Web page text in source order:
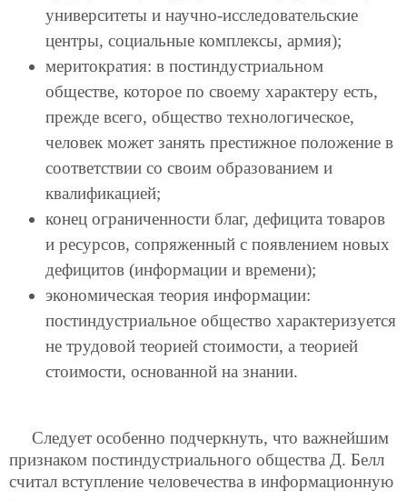
университеты и научно-исследовательские
центры, социальные комплексы, армия);
меритократия: в постиндустриальном
обществе, которое по своему характеру есть,
прежде всего, общество технологическое,
человек может занять престижное положение в
соответствии со своим образованием и
квалификацией;
конец ограниченности благ, дефицита товаров
и ресурсов, сопряженный с появлением новых
дефицитов (информации и времени);
экономическая теория информации:
постиндустриальное общество характеризуется
не трудовой теорией стоимости, а теорией
стоимости, основанной на знании.
Следует особенно подчеркнуть, что важнейшим
признаком постиндустриального общества Д. Белл
считал вступление человечества в информационную